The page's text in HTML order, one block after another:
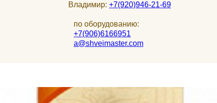
Владимир: +7(920)946-21-69
по оборудованию:
+7(906)6166951
a@shveimaster.com